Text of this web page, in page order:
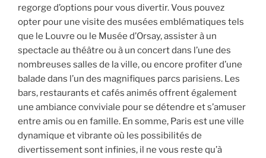
regorge d’options pour vous divertir. Vous pouvez
opter pour une visite des musées emblématiques tels
que le Louvre ou le Musée d’Orsay, assister à un
spectacle au théâtre ou à un concert dans l’une des
nombreuses salles de la ville, ou encore profiter d’une
balade dans l’un des magnifiques parcs parisiens. Les
bars, restaurants et cafés animés offrent également
une ambiance conviviale pour se détendre et s’amuser
entre amis ou en famille. En somme, Paris est une ville
dynamique et vibrante où les possibilités de
divertissement sont infinies, il ne vous reste qu’à